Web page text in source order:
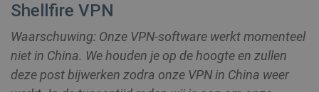
Shellfire VPN
Waarschuwing: Onze VPN-software werkt momenteel
niet in China. We houden je op de hoogte en zullen
deze post bijwerken zodra onze VPN in China weer
Domein
Google LLC
.shellfire.nl
maand
Naam
Provider /
Vervaldatum
Naam
bioep_shown_session shellfire.nl Sessie